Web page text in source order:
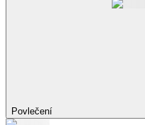
Povlečení